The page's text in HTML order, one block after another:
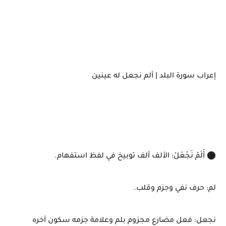
إعراب سورة البلد | ألم نجعل له عينين
⬤ أَلَمْ نَجْعَلْ: الألف ألف توبيخ في لفظ استفهام.
لم: حرف نفي وجزم وقلب.
نجعل: فعل مضارع مجزوم بلم وعلامة جزمه سكون آخره